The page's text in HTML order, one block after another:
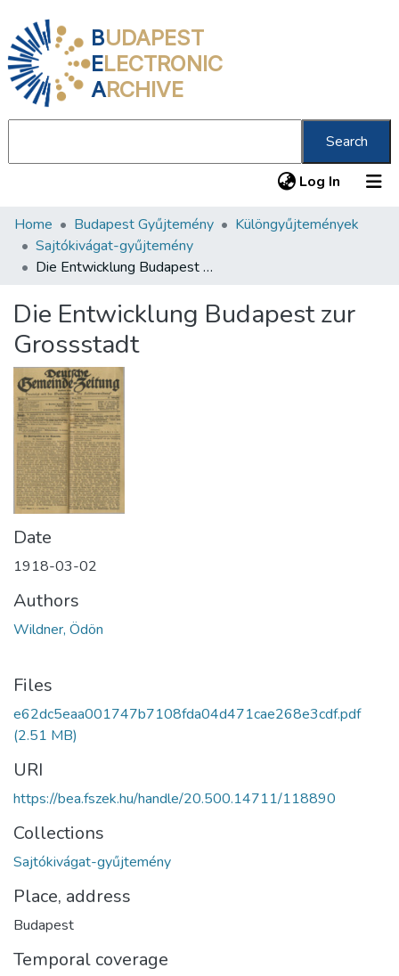
BUDAPEST
ELECTRONIC
ARCHIVE
Search
Log In (current)
Communities & Collections
All of DSpace
About us
Home Budapest Gyűjtemény
Különgyűjtemények
Sajtókivágat-gyűjtemény
Die Entwicklung Budapest zur Grossstadt
Die Entwicklung Budapest zur
Grossstadt
Date
1918-03-02
Authors
Wildner, Ödön
Files
e62dc5eaa001747b7108fda04d471cae268e3cdf.pdf
(2.51 MB)
URI
https://bea.fszek.hu/handle/20.500.14711/118890
Collections
Sajtókivágat-gyűjtemény
Place, address
Budapest
Temporal coverage